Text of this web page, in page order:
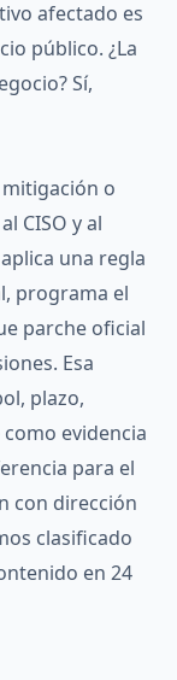
afectado es
público. ¿La
Sí,
o
CISO y al
una regla
programa el
parche oficial
Esa
plazo,
evidencia
para el
con dirección
clasificado
en 24